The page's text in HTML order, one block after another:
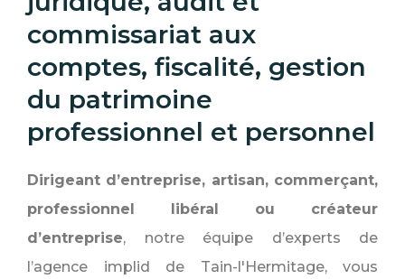
commissariat aux
comptes, fiscalité, gestion
du patrimoine
professionnel et personnel
Dirigeant d’entreprise, artisan, commerçant,
professionnel libéral ou créateur
d’entreprise, notre équipe d’experts de
l’agence implid de Tain-l'Hermitage, vous